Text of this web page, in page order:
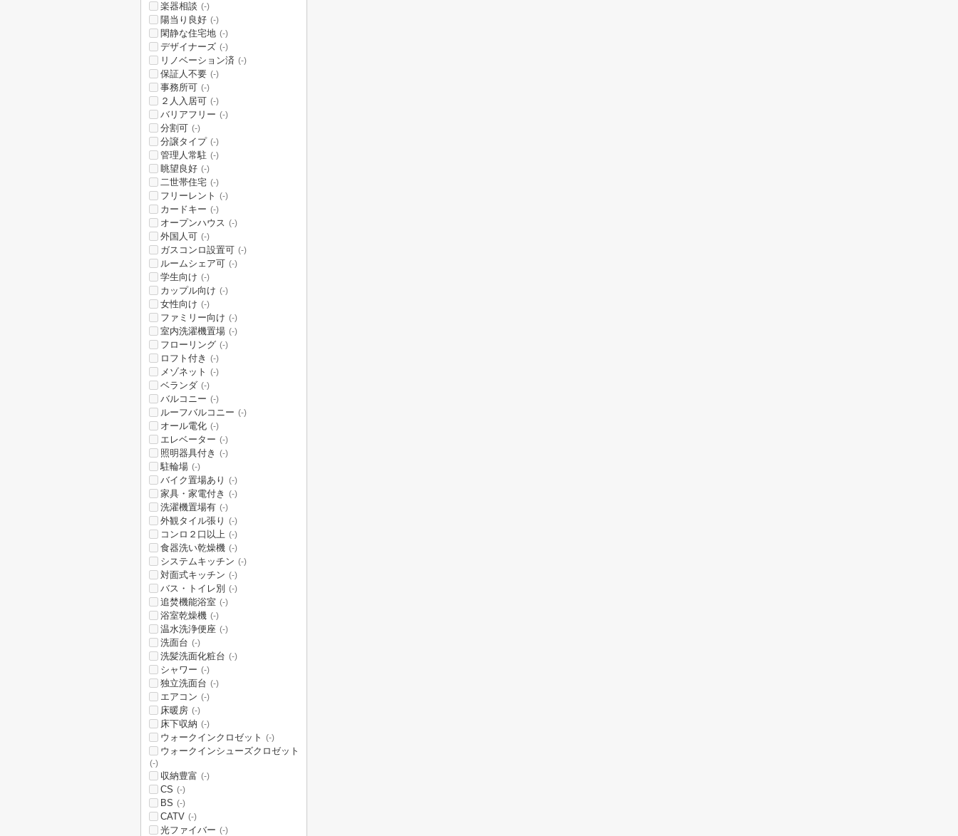
楽器相談 (-)
陽当り良好 (-)
閑静な住宅地 (-)
デザイナーズ (-)
リノベーション済 (-)
保証人不要 (-)
事務所可 (-)
２人入居可 (-)
バリアフリー (-)
分割可 (-)
分譲タイプ (-)
管理人常駐 (-)
眺望良好 (-)
二世帯住宅 (-)
フリーレント (-)
カードキー (-)
オープンハウス (-)
外国人可 (-)
ガスコンロ設置可 (-)
ルームシェア可 (-)
学生向け (-)
カップル向け (-)
女性向け (-)
ファミリー向け (-)
室内洗濯機置場 (-)
フローリング (-)
ロフト付き (-)
メゾネット (-)
ベランダ (-)
バルコニー (-)
ルーフバルコニー (-)
オール電化 (-)
エレベーター (-)
照明器具付き (-)
駐輪場 (-)
バイク置場あり (-)
家具・家電付き (-)
洗濯機置場有 (-)
外観タイル張り (-)
コンロ２口以上 (-)
食器洗い乾燥機 (-)
システムキッチン (-)
対面式キッチン (-)
バス・トイレ別 (-)
追焚機能浴室 (-)
浴室乾燥機 (-)
温水洗浄便座 (-)
洗面台 (-)
洗髪洗面化粧台 (-)
シャワー (-)
独立洗面台 (-)
エアコン (-)
床暖房 (-)
床下収納 (-)
ウォークインクロゼット (-)
ウォークインシューズクロゼット
(-)
収納豊富 (-)
CS (-)
BS (-)
CATV (-)
光ファイバー (-)